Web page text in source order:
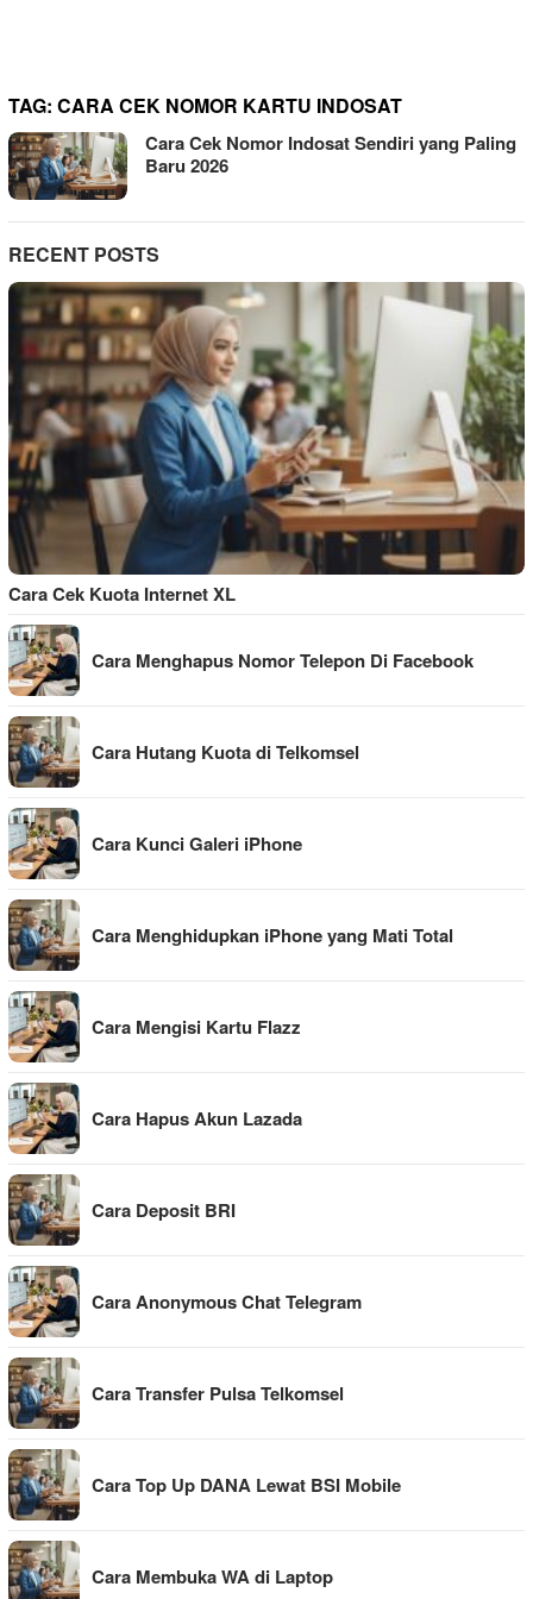
TAG: CARA CEK NOMOR KARTU INDOSAT
Cara Cek Nomor Indosat Sendiri yang Paling
Baru 2026
RECENT POSTS
Cara Cek Kuota Internet XL
Cara Menghapus Nomor Telepon Di Facebook
Cara Hutang Kuota di Telkomsel
Cara Kunci Galeri iPhone
Cara Menghidupkan iPhone yang Mati Total
Cara Mengisi Kartu Flazz
Cara Hapus Akun Lazada
Cara Deposit BRI
Cara Anonymous Chat Telegram
Cara Transfer Pulsa Telkomsel
Cara Top Up DANA Lewat BSI Mobile
Cara Membuka WA di Laptop